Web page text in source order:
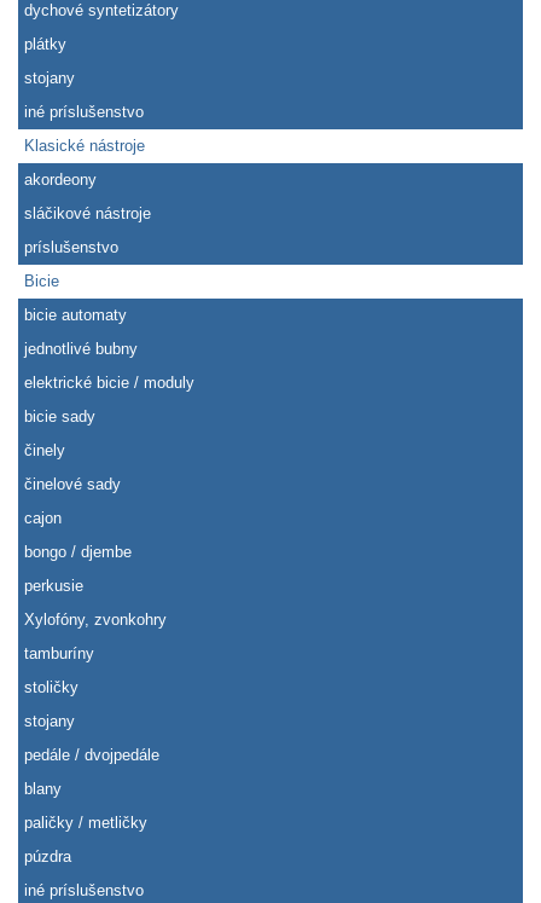
dychové syntetizátory
plátky
stojany
iné príslušenstvo
Klasické nástroje
akordeony
sláčikové nástroje
príslušenstvo
Bicie
bicie automaty
jednotlivé bubny
elektrické bicie / moduly
bicie sady
činely
činelové sady
cajon
bongo / djembe
perkusie
Xylofóny, zvonkohry
tamburíny
stoličky
stojany
pedále / dvojpedále
blany
paličky / metličky
púzdra
iné príslušenstvo